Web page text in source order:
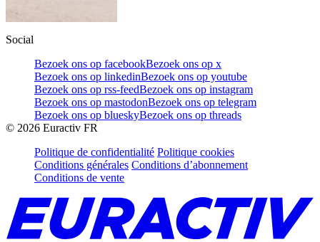
Social
Bezoek ons op facebookBezoek ons op x
Bezoek ons op linkedinBezoek ons op youtube
Bezoek ons op rss-feedBezoek ons op instagram
Bezoek ons op mastodonBezoek ons op telegram
Bezoek ons op blueskyBezoek ons op threads
© 2026 Euractiv FR
Politique de confidentialité Politique cookies
Conditions générales Conditions d’abonnement
Conditions de vente